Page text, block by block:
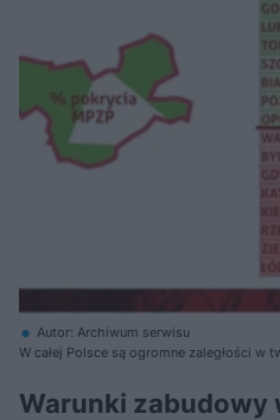
Autor: Archiwum serwisu
W całej Polsce są ogromne zaległości w
Warunki zabudowy